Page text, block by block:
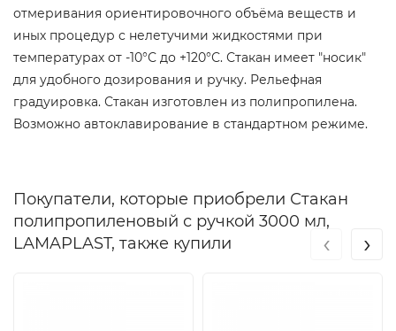
отмеривания ориентировочного объёма веществ и
иных процедур с нелетучими жидкостями при
температурах от -10°С до +120°С. Стакан имеет "носик"
для удобного дозирования и ручку. Рельефная
градуировка. Стакан изготовлен из полипропилена.
Возможно автоклавирование в стандартном режиме.
Покупатели, которые приобрели Стакан
полипропиленовый с ручкой 3000 мл,
LAMAPLAST, также купили
‹ ›